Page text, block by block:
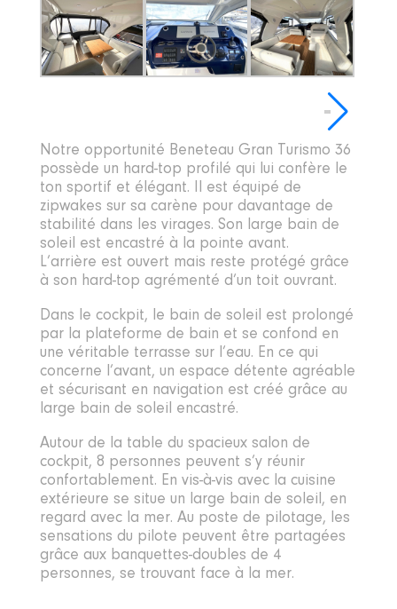
Notre opportunité Beneteau Gran Turismo 36
possède un hard-top profilé qui lui confère le
ton sportif et élégant. Il est équipé de
zipwakes sur sa carène pour davantage de
stabilité dans les virages. Son large bain de
soleil est encastré à la pointe avant.
L’arrière est ouvert mais reste protégé grâce
à son hard-top agrémenté d’un toit ouvrant.
Dans le cockpit, le bain de soleil est prolongé
par la plateforme de bain et se confond en
une véritable terrasse sur l’eau. En ce qui
concerne l’avant, un espace détente agréable
et sécurisant en navigation est créé grâce au
large bain de soleil encastré.
Autour de la table du spacieux salon de
cockpit, 8 personnes peuvent s’y réunir
confortablement. En vis-à-vis avec la cuisine
extérieure se situe un large bain de soleil, en
regard avec la mer. Au poste de pilotage, les
sensations du pilote peuvent être partagées
grâce aux banquettes-doubles de 4
personnes, se trouvant face à la mer.